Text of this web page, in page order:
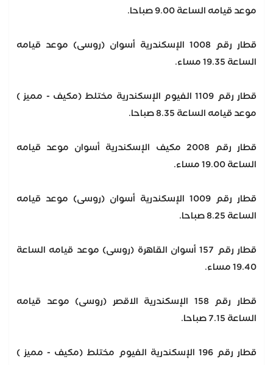
موعد قيامه الساعة 9.00 صباحا.
قطار رقم 1008 الإسكندرية أسوان (روسى) موعد قيامه
الساعة 19.35 مساء.
قطار رقم 1109 الفيوم الإسكندرية مختلط (مكيف - مميز )
موعد قيامه الساعة 8.35 صباحا.
قطار رقم 2008 مكيف الإسكندرية أسوان موعد قيامه
الساعة 19.00 مساء.
قطار رقم 1009 الإسكندرية أسوان (روسى) موعد قيامه
الساعة 8.25 صباحا.
قطار رقم 157 أسوان القاهرة (روسى) موعد قيامه الساعة
19.40 مساء.
قطار رقم 158 الإسكندرية الاقصر (روسى) موعد قيامه
الساعة 7.15 صباحا.
قطار رقم 196 الإسكندرية الفيوم مختلط (مكيف - مميز )